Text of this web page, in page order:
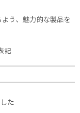
う、魅力的な製品を
記
た